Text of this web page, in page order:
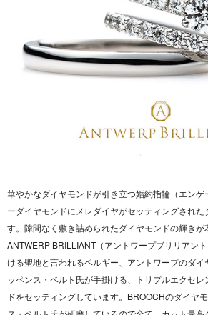
華やかなダイヤモンドが引き立つ婚約指輪（エンゲ
ーダイヤモンドにメレダイヤがセッティングされ
す。隙間なく敷き詰められたダイヤモンドの輝きが
ANTWERP BRILLIANT（アントワープブリリアン
ける聖地と言われるベルギー、アントワープのダイ
ッペンス・ベルト氏が手掛ける、トリプルエクセ
ドをセッティングしています。BROOCHのダイヤ